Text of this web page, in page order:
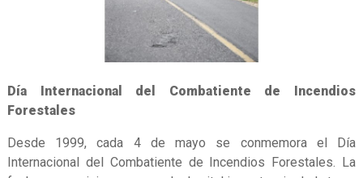
Día Internacional del Combatiente de Incendios
Forestales
Desde 1999, cada 4 de mayo se conmemora el Día
Internacional del Combatiente de Incendios Forestales. La